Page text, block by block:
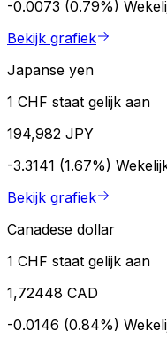
-0.0073 (0.79%)
Bekijk grafiek
Japanse yen
1 CHF staat gelijk aan
194,982 JPY
-3.3141 (1.67%)
Bekijk grafiek
Canadese dollar
1 CHF staat gelijk aan
1,72448 CAD
-0.0146 (0.84%)